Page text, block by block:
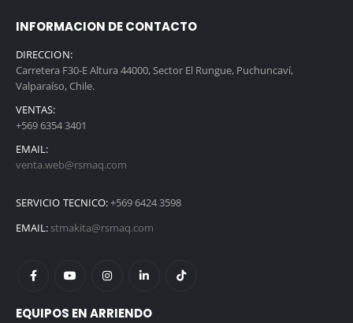
INFORMACION DE CONTACTO
DIRECCION:
Carretera F30-E Altura 44000, Sector El Rungue, Puchuncaví,
Valparaíso, Chile.
VENTAS:
+569 6354 3401
EMAIL:
venta.web@rsmaq.com
SERVICIO TECNICO:+569 6424 3598
EMAIL: stmakita@rsmaq.com
EQUIPOS EN ARRIENDO